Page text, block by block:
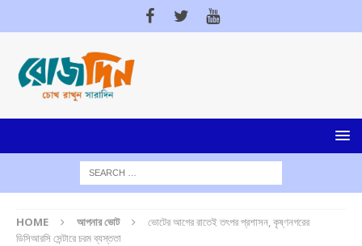
HOME আপনার ভোট
ভোটের আগের রাতেই তৎপর প্রশাসন, কৃষ্ণনগরের
ডিসিআরসি সেন্টারে চরম ব্যস্ততা